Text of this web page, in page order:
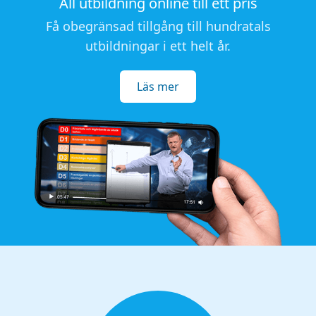
Få obegränsad tillgång till hundratals
utbildningar i ett helt år.
Läs mer